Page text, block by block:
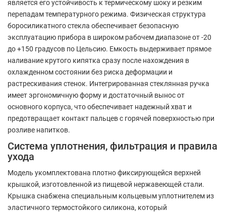
является его устойчивость к термическому шоку и резким
перепадам температурного режима. Физическая структура
боросиликатного стекла обеспечивает безопасную
эксплуатацию прибора в широком рабочем диапазоне от -20
до +150 градусов по Цельсию. Емкость выдерживает прямое
наливание крутого кипятка сразу после нахождения в
охлажденном состоянии без риска деформации и
растрескивания стенок. Интегрированная стеклянная ручка
имеет эргономичную форму и достаточный вынос от
основного корпуса, что обеспечивает надежный хват и
предотвращает контакт пальцев с горячей поверхностью при
розливе напитков.
Система уплотнения, фильтрация и правила
ухода
Модель укомплектована плотно фиксирующейся верхней
крышкой, изготовленной из пищевой нержавеющей стали.
Крышка снабжена специальным кольцевым уплотнителем из
эластичного термостойкого силикона, который